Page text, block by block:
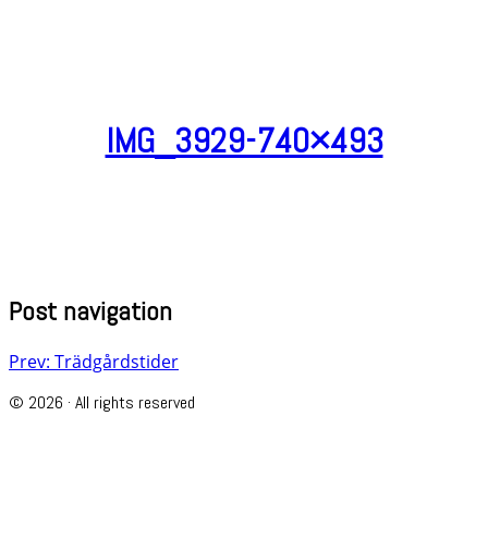
IMG_3929-740×493
Post navigation
Prev: Trädgårdstider
© 2026 · All rights reserved